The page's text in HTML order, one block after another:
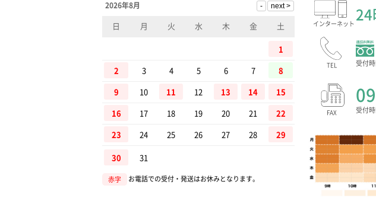
2026年8月
日 月 火 水 木 金 土
1
2
3 4 5 6 7
8
9
10 11 12 13 14
15
16
17 18 19 20 21
22
23
24 25 26 27 28 29
30 31
赤字 お電話での受付・発送はお休みとなります。
インター ネット
24
TEL 受付
FAX 受付